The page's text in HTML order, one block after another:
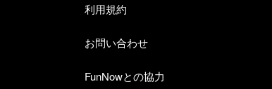
利用規約
お問い合わせ
FunNowとの協力